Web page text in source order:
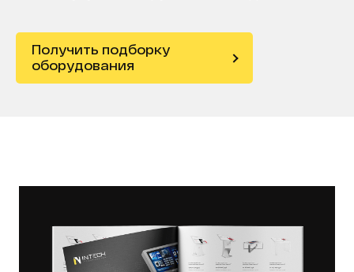
Получить подборку
оборудования